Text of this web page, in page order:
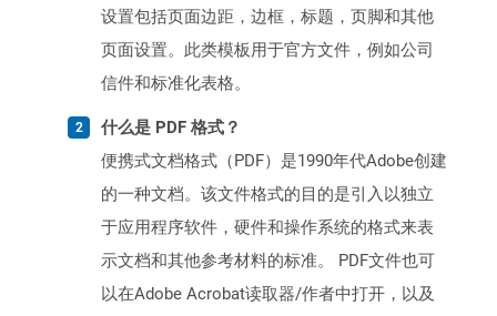
设置包括页面边距，边框，标题，页脚和其他
页面设置。此类模板用于官方文件，例如公司
信件和标准化表格。
什么是 PDF 格式？
便携式文档格式（PDF）是1990年代Adobe创建
的一种文档。该文件格式的目的是引入以独立
于应用程序软件，硬件和操作系统的格式来表
示文档和其他参考材料的标准。 PDF文件也可
以在Adobe Acrobat读取器/作者中打开，以及